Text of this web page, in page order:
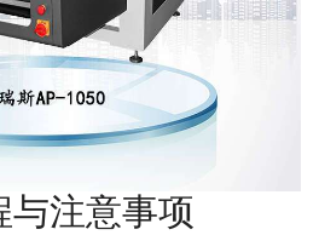
与注意事项